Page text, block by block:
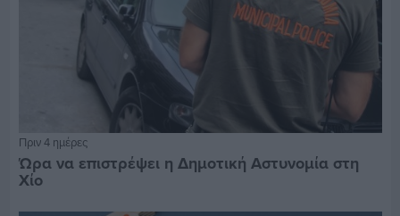
Πριν 4 ημέρες
Ώρα να επιστρέψει η Δημοτική Αστυνομία στη
Χίο